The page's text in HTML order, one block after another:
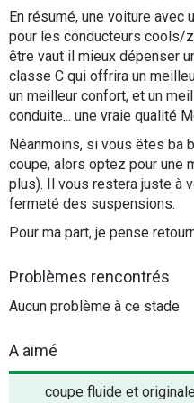
En résumé, une voiture
pour les conducteurs cools/
être vaut il mieux dépenser
classe C qui offrira un
un meilleur confort, et un
conduite... une vraie qualité
Néanmoins, si vous êtes ba
coupe, alors optez pour une
plus). Il vous restera juste à
fermeté des suspensions.
Pour ma part, je pense
Problèmes rencontrés
Aucun problème à ce stade
A aimé
coupe fluide et originale